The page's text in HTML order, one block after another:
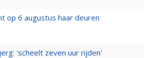
op 6 augustus haar deuren
'scheelt zeven uur rijden'